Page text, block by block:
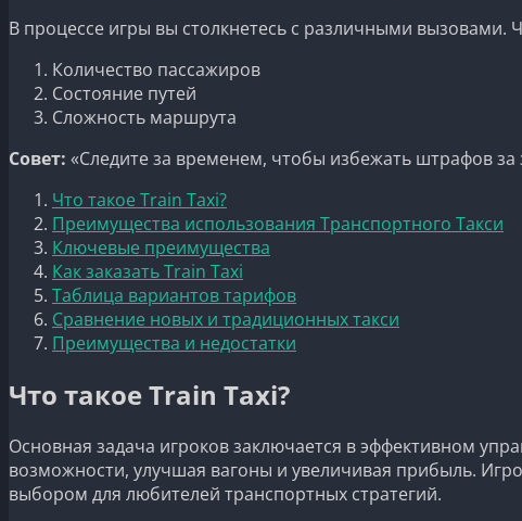
В процессе игры вы столкнетесь с различными
Количество пассажиров
Состояние путей
Сложность маршрута
Совет: «Следите за временем, чтобы избежать штрафов за
Что такое Train Taxi?
Преимущества использования Транспортного Такси
Ключевые преимущества
Как заказать Train Taxi
Таблица вариантов тарифов
Сравнение новых и традиционных такси
Преимущества и недостатки
Что такое Train Taxi?
Основная задача игроков заключается в эффективном
возможности, улучшая вагоны и увеличивая прибыль.
выбором для любителей транспортных стратегий.